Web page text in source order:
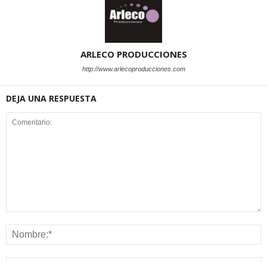
ARLECO PRODUCCIONES
http://www.arlecoproducciones.com
DEJA UNA RESPUESTA